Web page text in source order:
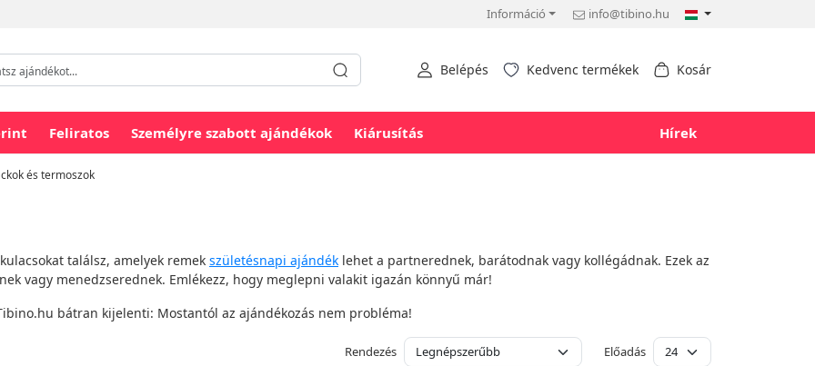
Információ info@tibino.hu
Belépés Kedvenc termékek Kosár
Feliratos Személyre szabott ajándékok Kiárusítás Hírek
és termoszok
találsz, amelyek remek születésnapi ajándék lehet a partnerednek, barátodnak vagy kollégádnak. Ezek az
vagy menedzserednek. Emlékezz, hogy meglepni valakit igazán könnyű már!
bátran kijelenti: Mostantól az ajándékozás nem probléma!
Rendezés Előadás